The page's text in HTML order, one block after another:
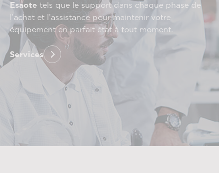
Esaote tels que le support dans chaque phase de
l’achat et l’assistance pour maintenir votre
équipement en parfait état à tout moment.
Services